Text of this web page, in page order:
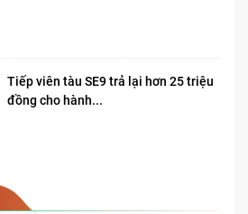
Tiếp viên tàu SE9 trả lại hơn 25 triệu
đồng cho hành...